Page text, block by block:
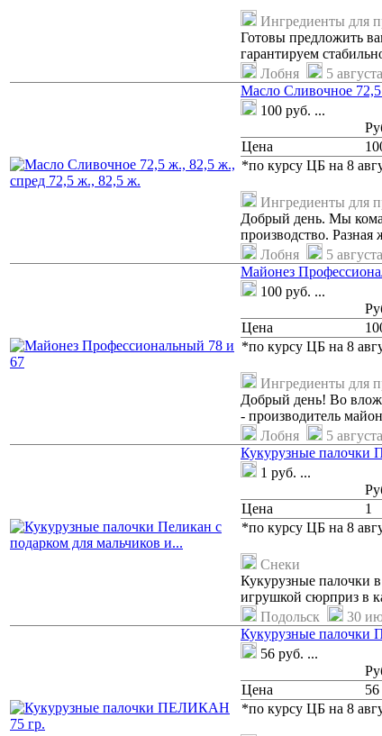
Ингредиенты для
Готовы предложить
гарантируем
Лобня
5
Масло Сливочное
100 руб. ...
Цена
*по курсу ЦБ на 8
Ингредиенты для
Добрый день. Мы
производство.
Лобня
5
Майонез
100 руб. ...
Цена
*по курсу ЦБ на 8
Ингредиенты для
Добрый день! Во
- производитель
Лобня
5
Кукурузные палочки
1 руб. ...
Цена
1
*по курсу ЦБ на 8
Снеки
Кукурузные палочки
игрушкой сюрприз в
Подольск
30
Кукурузные
56 руб. ...
Цена
56
*по курсу ЦБ на 8